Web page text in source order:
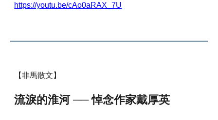
https://youtu.be/cAo0aRAX_7U
【非馬散文】
流淚的淮河 ── 悼念作家戴厚英